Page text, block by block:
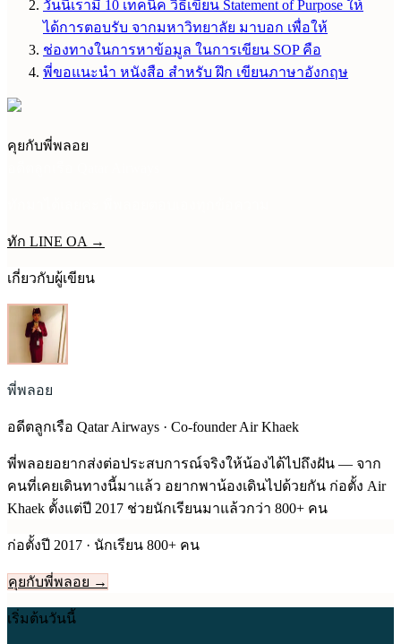
วันนี้เรามี 10 เทคนิค วิธีเขียน Statement of Purpose ให้
ได้การตอบรับ จากมหาวิทยาลัย มาบอก เพื่อให้
ช่องทางในการหาข้อมูล ในการเขียน SOP คือ
พี่ขอแนะนำ หนังสือ สำหรับ ฝึก เขียนภาษาอังกฤษ
คุยกับพี่พลอย
ทัก LINE OA →
เกี่ยวกับผู้เขียน
พี่พลอย
อดีตลูกเรือ Qatar Airways · Co-founder Air Khaek
พี่พลอยอยากส่งต่อประสบการณ์จริงให้น้องได้ไปถึงฝัน — จาก
คนที่เคยเดินทางนี้มาแล้ว อยากพาน้องเดินไปด้วยกัน ก่อตั้ง Air
Khaek ตั้งแต่ปี 2017 ช่วยนักเรียนมาแล้วกว่า 800+ คน
ก่อตั้งปี 2017 · นักเรียน 800+ คน
คุยกับพี่พลอย →
เริ่มต้นวันนี้